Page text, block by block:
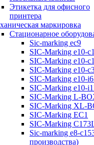
Этикетка для офисного
принтера
маркировка
Стационарное
Sic-marking ec9
SIC-Marking e10-
SIC-Marking e10-
SIC-Marking e10-
SIC-Marking e10-
SIC-Marking e10-
SIC-Marking L-
SIC-Marking XL-
SIC-Marking EC1
SIC-Marking
Sic-marking e8-
производства)